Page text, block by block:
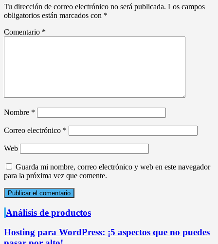
Tu dirección de correo electrónico no será publicada. Los campos
obligatorios están marcados con *
Comentario *
Nombre *
Correo electrónico *
Web
Guarda mi nombre, correo electrónico y web en este navegador
para la próxima vez que comente.
Análisis de productos
Hosting para WordPress: ¡5 aspectos que no puedes